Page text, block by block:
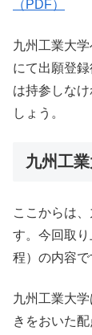
（PDF）
九州工業大
にて出願登
は持参しな
しょう。
九州工
ここからは
す。今回取
程）の内容で
九州工業大
きをおいた